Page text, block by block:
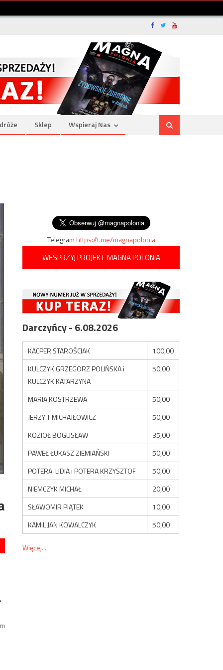
Sklep Wspieraj Nas
Telegramhttps://t.me/magnapolonia
WESPRZYJ PROJEKT MAGNA POLONIA
Darczyńcy - 6.08.2026
KACPER STAROŚCIAK
100,00
KULCZYK GRZEGORZ POLIŃSKA i
KULCZYK KATARZYNA
50,00
MARIA KOSTRZEWA
50,00
JERZY T MICHAJŁOWICZ
50,00
KOZIOŁ BOGUSŁAW
35,00
PAWEŁ ŁUKASZ ZIEMIAŃSKI
50,00
POTERA LIDIA i POTERA KRZYSZTOF
50,00
NIEMCZYK MICHAŁ
20,00
SŁAWOMIR PIĄTEK
10,00
KAMIL JAN KOWALCZYK
50,00
Więcej...